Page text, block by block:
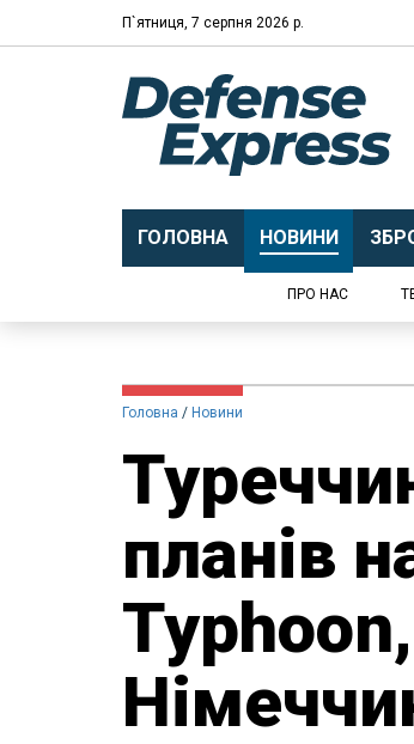
П`ятниця, 7 серпня 2026 р.
ГОЛОВНА НОВИНИ
ПРО НАС
Головна Новини
планів